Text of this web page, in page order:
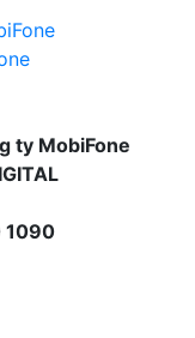
ty MobiFone
1090